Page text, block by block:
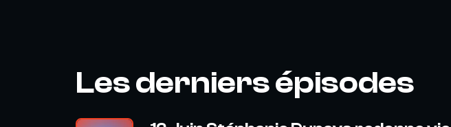
Les derniers épisodes